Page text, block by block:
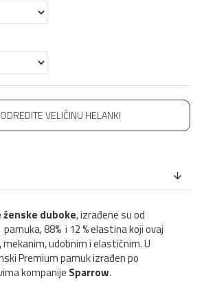
ODREDITE VELIČINU HELANKI
duboke, izrađene su od
88% i 12 % elastina koji ovaj
udobnim i elastičnim. U
Premium pamuk izrađen po
kompanije Sparrow.